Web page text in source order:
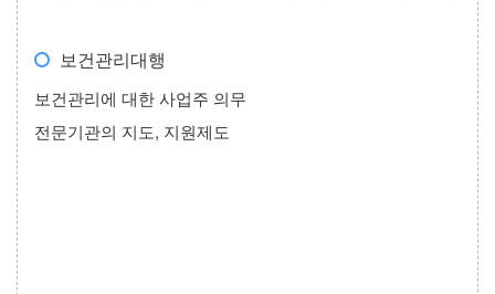
보건관리대행
보건관리에 대한 사업주 의무
전문기관의 지도, 지원제도